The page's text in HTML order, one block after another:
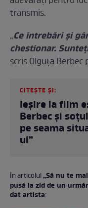
transmis.
„Ce întrebări și
chestionar.
scris Olguța Berbec
CITEȘTE ȘI:
Ieșire la film
Berbec și
pe seama
ul”
În articolul„Să nu te
pusă la zid de un
dat artista: